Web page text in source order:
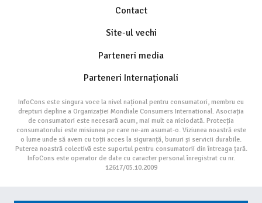
Contact
Site-ul vechi
Parteneri media
Parteneri Internaționali
InfoCons este singura voce la nivel național pentru consumatori, membru cu
drepturi depline a Organizației Mondiale Consumers International. Asociația
de consumatori este necesară acum, mai mult ca niciodată. Protecția
consumatorului este misiunea pe care ne-am asumat-o. Viziunea noastră este
o lume unde să avem cu toții acces la siguranță, bunuri și servicii durabile.
Puterea noastră colectivă este suportul pentru consumatorii din întreaga țară.
InfoCons este operator de date cu caracter personal înregistrat cu nr.
12617/05.10.2009